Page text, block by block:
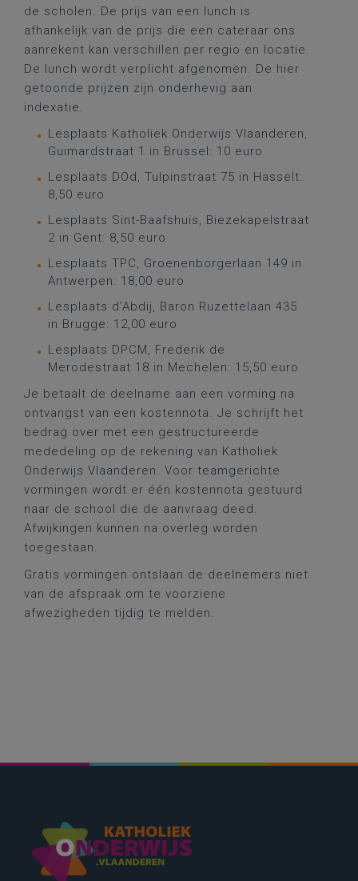
de scholen. De prijs van een lunch is
afhankelijk van de prijs die een cateraar ons
aanrekent kan verschillen per regio en locatie.
De lunch wordt verplicht afgenomen. De hier
getoonde prijzen zijn onderhevig aan
indexatie.
Lesplaats Katholiek Onderwijs Vlaanderen,
Guimardstraat 1 in Brussel: 10 euro
Lesplaats DOd, Tulpinstraat 75 in Hasselt:
8,50 euro
Lesplaats Sint-Baafshuis, Biezekapelstraat
2 in Gent: 8,50 euro
Lesplaats TPC, Groenenborgerlaan 149 in
Antwerpen: 18,00 euro
Lesplaats d’Abdij, Baron Ruzettelaan 435
in Brugge: 12,00 euro
Lesplaats DPCM, Frederik de
Merodestraat 18 in Mechelen: 15,50 euro
Je betaalt de deelname aan een vorming na
ontvangst van een kostennota. Je schrijft het
bedrag over met een gestructureerde
mededeling op de rekening van Katholiek
Onderwijs Vlaanderen. Voor teamgerichte
vormingen wordt er één kostennota gestuurd
naar de school die de aanvraag deed.
Afwijkingen kunnen na overleg worden
toegestaan.
Gratis vormingen ontslaan de deelnemers niet
van de afspraak om te voorziene
afwezigheden tijdig te melden.